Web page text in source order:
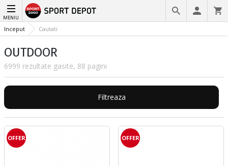
MENIU
Inceput Cautati
OUTDOOR
6999 rezultate gasite, 88 pagini
Filtreaza
OFFER OFFER